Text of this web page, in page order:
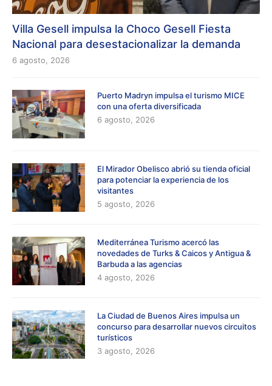
Villa Gesell impulsa la Choco Gesell Fiesta
Nacional para desestacionalizar la demanda
6 agosto, 2026
Puerto Madryn impulsa el turismo MICE
con una oferta diversificada
6 agosto, 2026
El Mirador Obelisco abrió su tienda oficial
para potenciar la experiencia de los
visitantes
5 agosto, 2026
Mediterránea Turismo acercó las
novedades de Turks & Caicos y Antigua &
Barbuda a las agencias
4 agosto, 2026
La Ciudad de Buenos Aires impulsa un
concurso para desarrollar nuevos circuitos
turísticos
3 agosto, 2026